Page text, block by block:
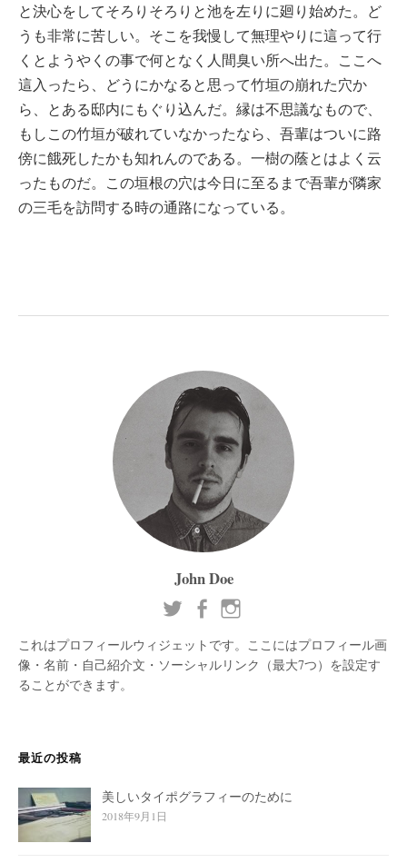
と決心をしてそろりそろりと池を左りに廻り始めた。ど
うも非常に苦しい。そこを我慢して無理やりに這って行
くとようやくの事で何となく人間臭い所へ出た。ここへ
這入ったら、どうにかなると思って竹垣の崩れた穴か
ら、とある邸内にもぐり込んだ。縁は不思議なもので、
もしこの竹垣が破れていなかったなら、吾輩はついに路
傍に餓死したかも知れんのである。一樹の蔭とはよく云
ったものだ。この垣根の穴は今日に至るまで吾輩が隣家
の三毛を訪問する時の通路になっている。
John Doe
これはプロフィールウィジェットです。ここにはプロフィール画
像・名前・自己紹介文・ソーシャルリンク（最大7つ）を設定す
ることができます。
最近の投稿
美しいタイポグラフィーのために
2018年9月1日